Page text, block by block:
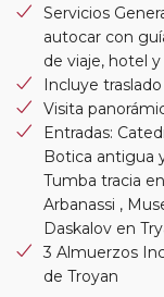
Servicios
autocar con
de viaje, hotel
Incluye
Visita
Entradas:
Botica antigua
Tumba tracia
Arbanassi ,
Daskalov en
3 Almuerzos
de Troyan